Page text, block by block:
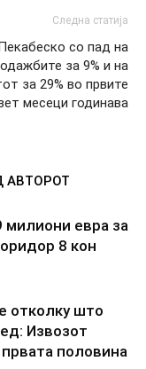
Следна статија
со пад на
за 9% и на
за 29% во првите
месеци годинава
АВТОРОТ
милиони евра за
8 кон
отколку што
Извозот
половина